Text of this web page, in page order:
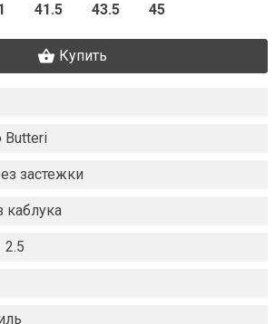
41.5 43.5 45
Купить
Butteri
застежки
каблука
2.5